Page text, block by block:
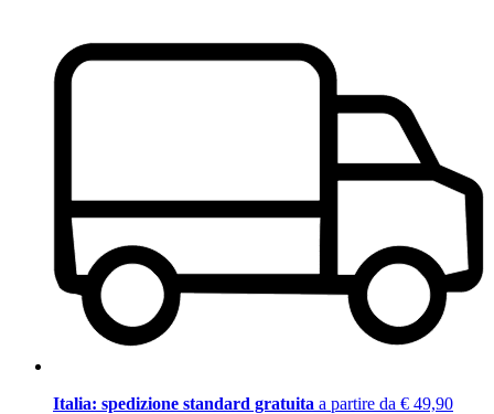
Italia: spedizione standard gratuita a partire da € 49,90